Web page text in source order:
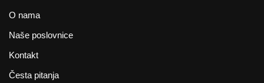
O nama
Naše poslovnice
Kontakt
Česta pitanja